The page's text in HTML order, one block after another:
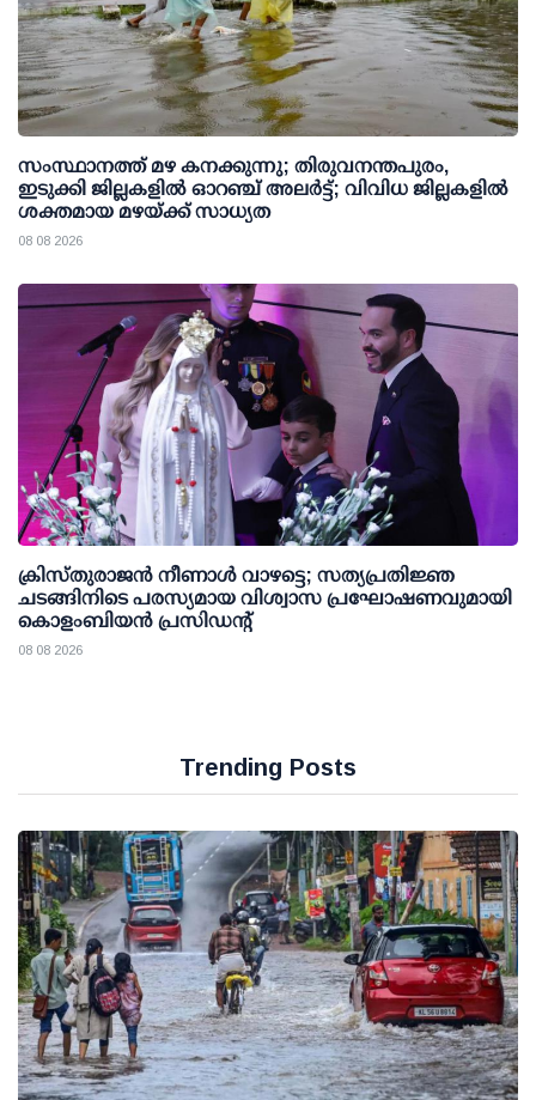
സംസ്ഥാനത്ത് മഴ കനക്കുന്നു; തിരുവനന്തപുരം,
ഇടുക്കി ജില്ലകളിൽ ഓറഞ്ച് അലർട്ട്; വിവിധ ജില്ലകളിൽ
ശക്തമായ മഴയ്ക്ക് സാധ്യത
08 08 2026
ക്രിസ്തുരാജൻ നീണാൾ വാഴട്ടെ; സത്യപ്രതിജ്ഞ
ചടങ്ങിനിടെ പരസ്യമായ വിശ്വാസ പ്രഘോഷണവുമായി
കൊളംബിയൻ പ്രസിഡന്റ്
08 08 2026
Trending Posts